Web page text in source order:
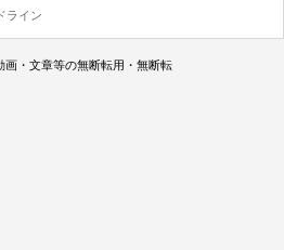
ライン
画・文章等の無断転用・無断転